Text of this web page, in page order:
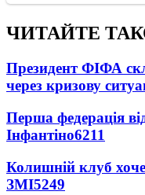
ЧИТАЙТЕ
Президент ФІФА
через кризову
Перша федерація
Інфантіно6211
Колишній клуб
ЗМІ5249